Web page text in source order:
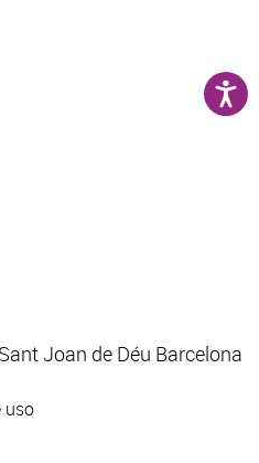
Joan de Déu Barcelona
uso